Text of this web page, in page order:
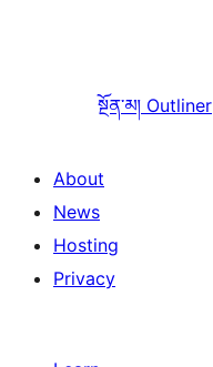
སྔོན་མ། Outliner
About
News
Hosting
Privacy